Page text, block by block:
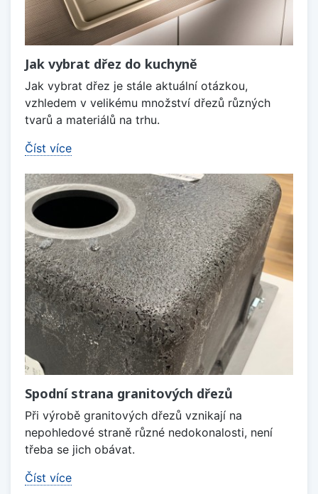
Jak vybrat dřez do kuchyně
Jak vybrat dřez je stále aktuální otázkou,
vzhledem v velikému množství dřezů různých
tvarů a materiálů na trhu.
Číst více
Spodní strana granitových dřezů
Při výrobě granitových dřezů vznikají na
nepohledové straně různé nedokonalosti, není
třeba se jich obávat.
Číst více